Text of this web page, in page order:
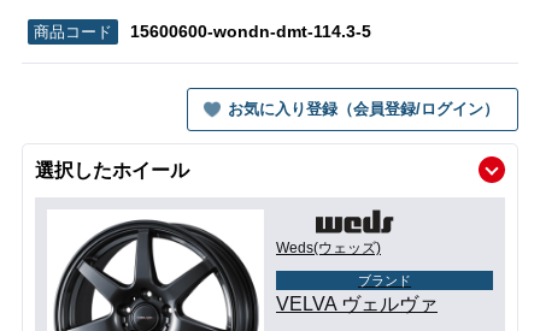
15600600-wondn-dmt-114.3-5
お気に入り登録（会員登録/ログイン）
選択したホイール
Weds(ウェッズ)
ブランド
VELVA ヴェルヴァ